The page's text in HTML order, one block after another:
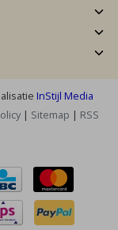
InStijl Media
| Sitemap | RSS